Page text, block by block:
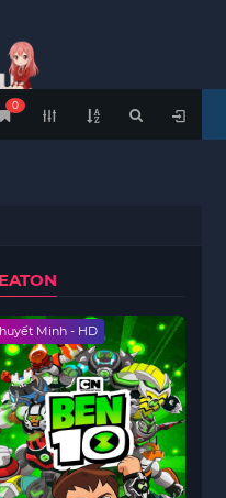
0
Minh - HD